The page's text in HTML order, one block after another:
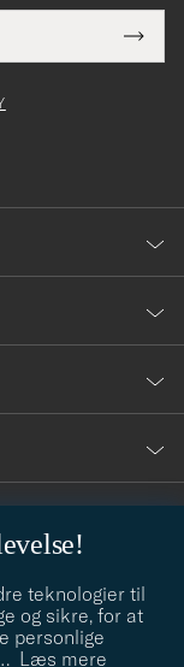
teknologier til
og sikre, for at
personlige
Læs mere
dig, vi hjælper